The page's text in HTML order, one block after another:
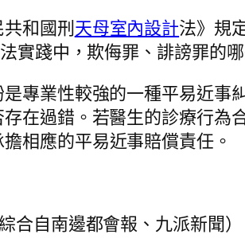
和國刑天母室內設計法》規
實踐中，欺侮罪、誹謗罪的
專業性較強的一種平易近事
在過錯。若醫生的診療行
擔相應的平易近事賠償責任。
合自南邊都會報、九派新聞）